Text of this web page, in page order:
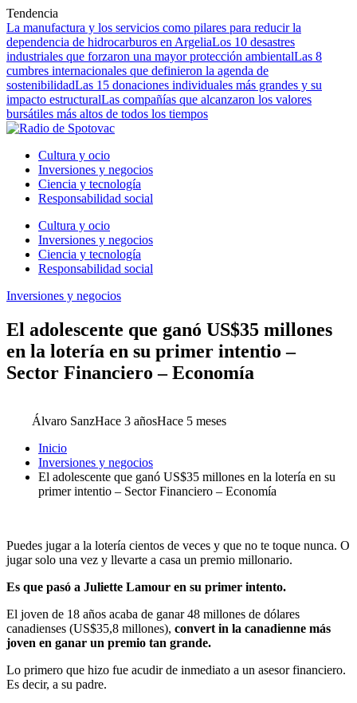
Tendencia
La manufactura y los servicios como pilares para reducir la
dependencia de hidrocarburos en ArgeliaLos 10 desastres
industriales que forzaron una mayor protección ambientalLas 8
cumbres internacionales que definieron la agenda de
sostenibilidadLas 15 donaciones individuales más grandes y su
impacto estructuralLas compañías que alcanzaron los valores
bursátiles más altos de todos los tiempos
Cultura y ocio
Inversiones y negocios
Ciencia y tecnología
Responsabilidad social
Cultura y ocio
Inversiones y negocios
Ciencia y tecnología
Responsabilidad social
Inversiones y negocios
El adolescente que ganó US$35 millones
en la lotería en su primer intentio –
Sector Financiero – Economía
Álvaro SanzHace 3 añosHace 5 meses
Inicio
Inversiones y negocios
El adolescente que ganó US$35 millones en la lotería en su
primer intentio – Sector Financiero – Economía
Puedes jugar a la lotería cientos de veces y que no te toque nunca. O
jugar solo una vez y llevarte a casa un premio millonario.
Es que pasó a Juliette Lamour en su primer intento.
El joven de 18 años acaba de ganar 48 millones de dólares
canadienses (US$35,8 millones), convert in la canadienne más
joven en ganar un premio tan grande.
Lo primero que hizo fue acudir de inmediato a un asesor financiero.
Es decir, a su padre.